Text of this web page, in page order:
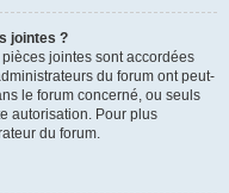
jointes ?
jointes sont accordées
du forum ont peut-
le forum concerné, ou seuls
autorisation. Pour plus
du forum.